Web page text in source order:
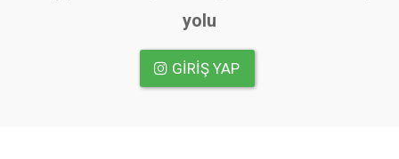
yolu
GIRIŞ YAP